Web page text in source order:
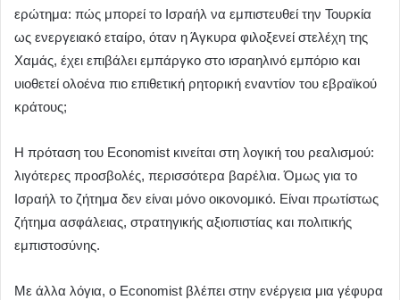
ερώτημα: πώς μπορεί το Ισραήλ να εμπιστευθεί την Τουρκία
ως ενεργειακό εταίρο, όταν η Άγκυρα φιλοξενεί στελέχη της
Χαμάς, έχει επιβάλει εμπάργκο στο ισραηλινό εμπόριο και
υιοθετεί ολοένα πιο επιθετική ρητορική εναντίον του εβραϊκού
κράτους;
Η πρόταση του Economist κινείται στη λογική του ρεαλισμού:
λιγότερες προσβολές, περισσότερα βαρέλια. Όμως για το
Ισραήλ το ζήτημα δεν είναι μόνο οικονομικό. Είναι πρωτίστως
ζήτημα ασφάλειας, στρατηγικής αξιοπιστίας και πολιτικής
εμπιστοσύνης.
Με άλλα λόγια, ο Economist βλέπει στην ενέργεια μια γέφυρα